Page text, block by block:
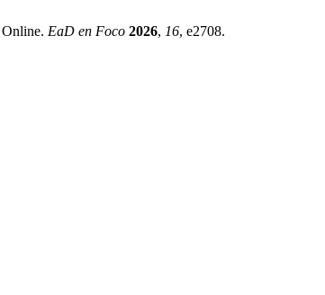
EaD en Foco 2026, 16, e2708.